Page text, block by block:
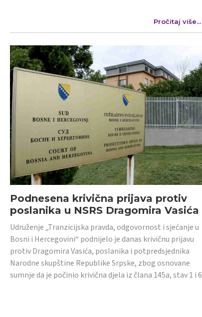
Pročitaj više...
Podnesena krivična prijava protiv
poslanika u NSRS Dragomira Vasića
Udruženje „Tranzicijska pravda, odgovornost i sjećanje u
Bosni i Hercegovini“ podnijelo je danas krivičnu prijavu
protiv Dragomira Vasića, poslanika i potpredsjednika
Narodne skupštine Republike Srpske, zbog osnovane
sumnje da je počinio krivična djela iz člana 145a, stav 1 i 6